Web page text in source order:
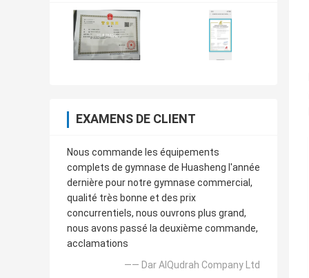
EXAMENS DE CLIENT
Nous commande les équipements
complets de gymnase de Huasheng l'année
dernière pour notre gymnase commercial,
qualité très bonne et des prix
concurrentiels, nous ouvrons plus grand,
nous avons passé la deuxième commande,
acclamations
—— Dar AlQudrah Company Ltd